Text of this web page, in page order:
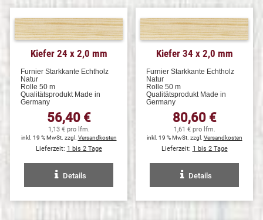
Kiefer 24 x 2,0 mm
Furnier Starkkante Echtholz
Natur
Rolle 50 m
Qualitätsprodukt Made in
Germany
56,40 €
1,13 € pro lfm.
inkl. 19 % MwSt. zzgl. Versandkosten
Lieferzeit: 1 bis 2 Tage
Details
Kiefer 34 x 2,0 mm
Furnier Starkkante Echtholz
Natur
Rolle 50 m
Qualitätsprodukt Made in
Germany
80,60 €
1,61 € pro lfm.
inkl. 19 % MwSt. zzgl. Versandkosten
Lieferzeit: 1 bis 2 Tage
Details